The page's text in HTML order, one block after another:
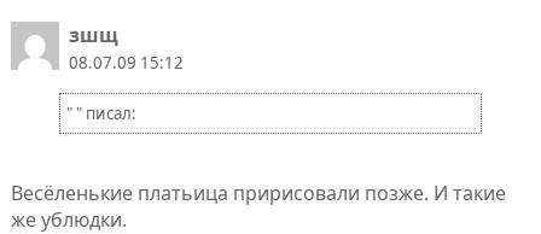
зшщ
08.07.09 15:12
" " писал:
Весёленькие платьица пририсовали позже. И такие
же ублюдки.